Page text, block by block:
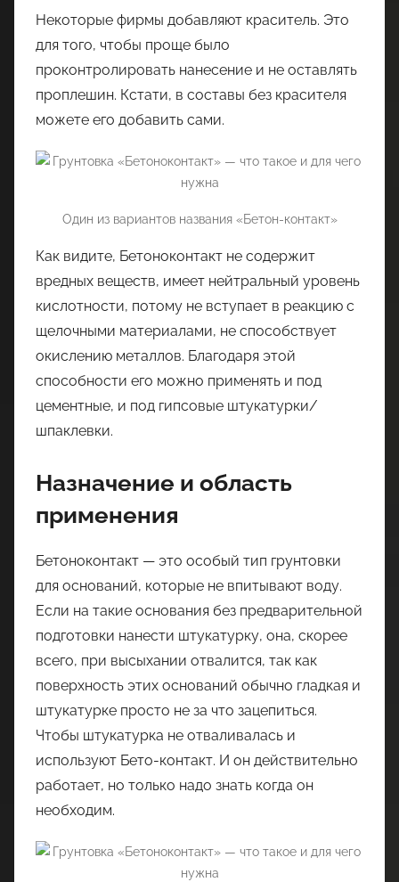
Некоторые фирмы добавляют краситель. Это
для того, чтобы проще было
проконтролировать нанесение и не оставлять
проплешин. Кстати, в составы без красителя
можете его добавить сами.
Один из вариантов названия «Бетон-контакт»
Как видите, Бетоноконтакт не содержит
вредных веществ, имеет нейтральный уровень
кислотности, потому не вступает в реакцию с
щелочными материалами, не способствует
окислению металлов. Благодаря этой
способности его можно применять и под
цементные, и под гипсовые штукатурки/
шпаклевки.
Назначение и область
применения
Бетоноконтакт — это особый тип грунтовки
для оснований, которые не впитывают воду.
Если на такие основания без предварительной
подготовки нанести штукатурку, она, скорее
всего, при высыхании отвалится, так как
поверхность этих оснований обычно гладкая и
штукатурке просто не за что зацепиться.
Чтобы штукатурка не отваливалась и
используют Бето-контакт. И он действительно
работает, но только надо знать когда он
необходим.